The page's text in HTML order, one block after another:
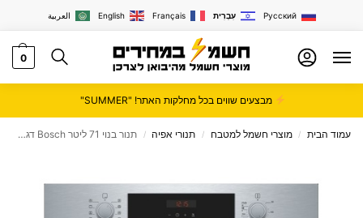
العربية English Français עִבְרִית Русский
0
מבצעים שווים בכל מחלקות האתר! "SUMMER"
עמוד הבית / מוצרי חשמל למטבח / תנורי אפיה / תנור בנוי 71 ליטר Bosch דגם HBA534BR0Y